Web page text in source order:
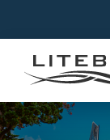
content